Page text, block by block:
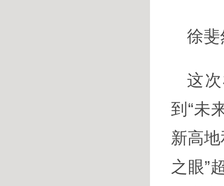
徐
这
到“未
新高
之眼”